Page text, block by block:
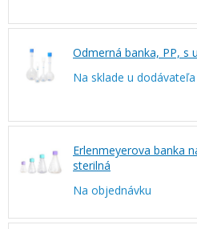
Odmerná banka, PP, s
Na sklade u dodávateľa
Erlenmeyerova banka
sterilná
Na objednávku